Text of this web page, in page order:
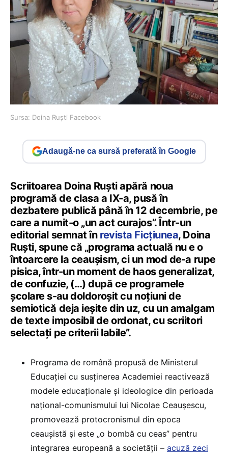
Sursa: Doina Ruști Facebook
Adaugă-ne ca sursă preferată în Google
Scriitoarea Doina Ruști apără noua
programă de clasa a IX-a, pusă în
dezbatere publică până în 12 decembrie, pe
care a numit-o „un act curajos”. Într-un
editorial semnat în revista Ficțiunea, Doina
Ruști, spune că „programa actuală nu e o
întoarcere la ceaușism, ci un mod de⁠-⁠a rupe
pisica, într⁠-⁠un moment de haos generalizat,
de confuzie, (…) după ce programele
școlare s⁠-⁠au doldoroșit cu noțiuni de
semiotică deja ieșite din uz, cu un amalgam
de texte imposibil de ordonat, cu scriitori
selectați pe criterii labile”.
Programa de română propusă de Ministerul
Educației cu susținerea Academiei reactivează
modele educaționale și ideologice din perioada
național-comunismului lui Nicolae Ceaușescu,
promovează protocronismul din epoca
ceaușistă și este „o bombă cu ceas” pentru
integrarea europeană a societății – acuză zeci